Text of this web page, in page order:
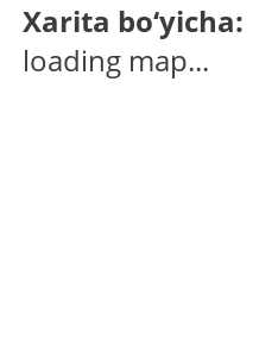
Xarita bo‘yicha:
loading map...